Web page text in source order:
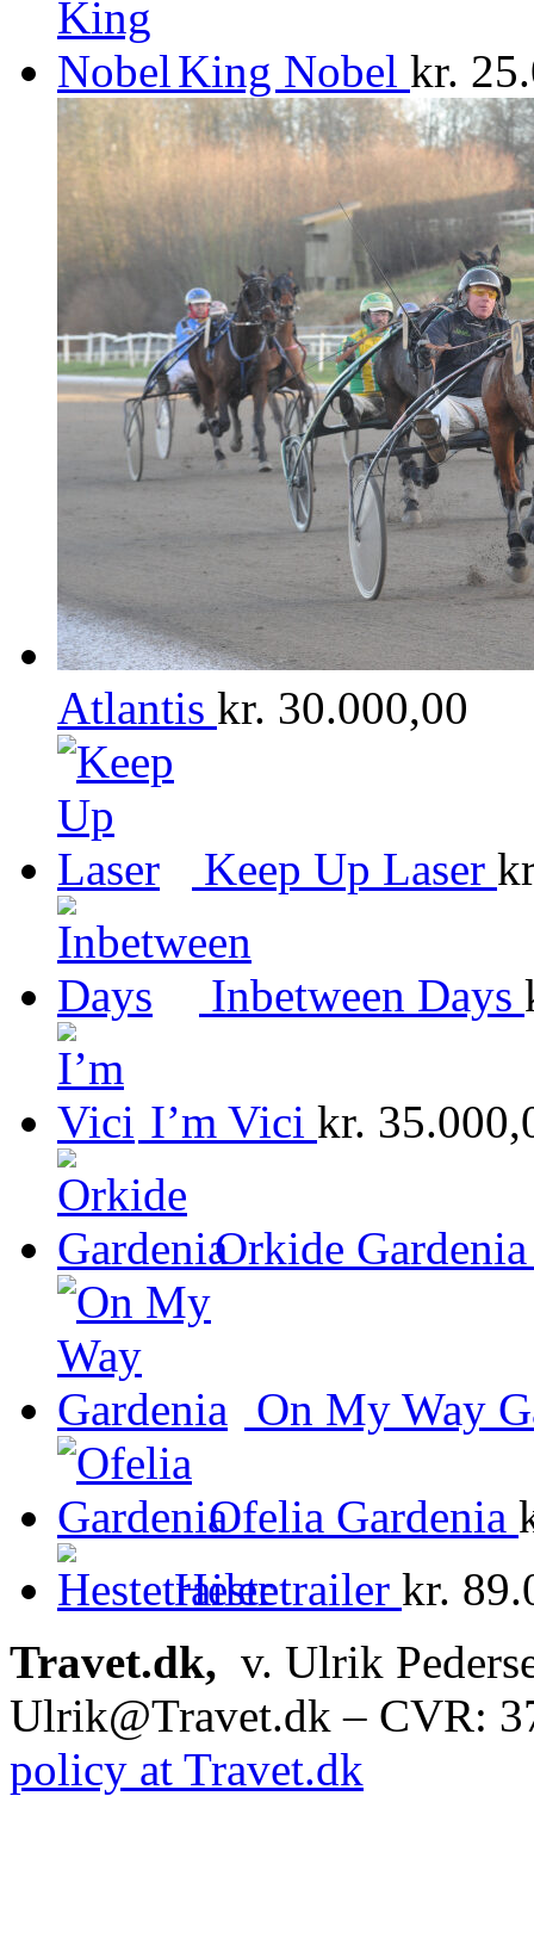
King Nobel kr.
Atlantis kr. 30.000,00
Keep Up Laser
Inbetween Days
I’m Vici kr.
Orkide Gardenia
On My Way
Ofelia Gardenia
Hestetrailer kr.
Travet.dk, v. Ulrik
Ulrik@Travet.dk – CVR:
policy at Travet.dk